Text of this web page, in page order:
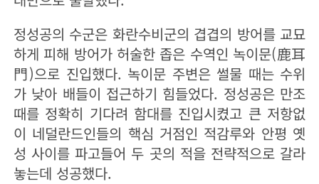
정성공의 수군은 화란수비군의 겹겹의 방어를 교묘
하게 피해 방어가 허술한 좁은 수역인 녹이문(鹿耳
門)으로 진입했다. 녹이문 주변은 썰물 때는 수위
가 낮아 배들이 접근하기 힘들었다. 정성공은 만조
때를 정확히 기다려 함대를 진입시켰고 큰 저항없
이 네덜란드인들의 핵심 거점인 적감루와 안평 옛
성 사이를 파고들어 두 곳의 적을 전략적으로 갈라
놓는데 성공했다.